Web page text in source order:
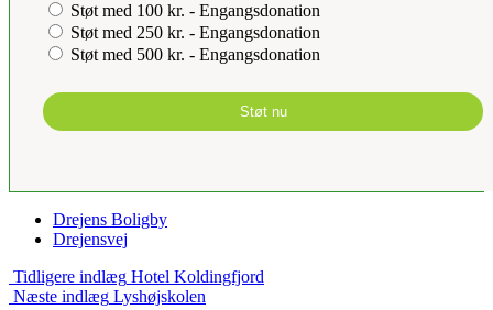
Støt med 100 kr. - Engangsdonation
Støt med 250 kr. - Engangsdonation
Støt med 500 kr. - Engangsdonation
Støt nu
Drejens Boligby
Drejensvej
Tidligere indlæg Hotel Koldingfjord
Næste indlæg Lyshøjskolen